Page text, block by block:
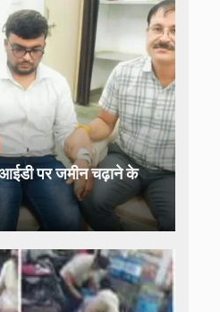
पर जमीन चढ़ाने के